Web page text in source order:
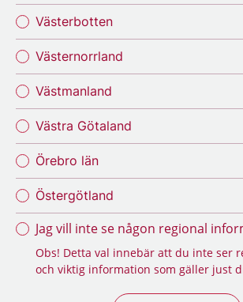
Västerbotten
Västernorrland
Västmanland
Västra Götaland
Örebro län
Östergötland
Jag vill inte se någon regional
Obs! Detta val innebär att du inte ser
och viktig information som gäller just